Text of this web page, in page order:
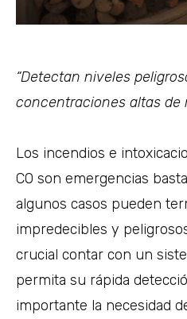
“Detectan niveles
concentraciones altas de
Los incendios e
CO son emergencias
algunos casos pueden
impredecibles y
crucial contar con un
permita su rápida
importante la necesidad